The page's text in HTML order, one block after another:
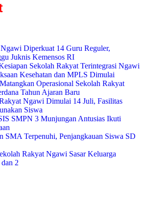
Diperkuat 14 Guru Reguler,
Juknis Kemensos RI
Sekolah Rakyat Terintegrasi Ngawi
Kesehatan dan MPLS Dimulai
Operasional Sekolah Rakyat
Tahun Ajaran Baru
Ngawi Dimulai 14 Juli, Fasilitas
Siswa
SMPN 3 Munjungan Antusias Ikuti
SMA Terpenuhi, Penjangkauan Siswa SD
Rakyat Ngawi Sasar Keluarga
2